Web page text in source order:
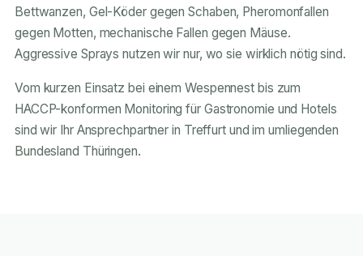
Bettwanzen, Gel-Köder gegen Schaben, Pheromonfallen
gegen Motten, mechanische Fallen gegen Mäuse.
Aggressive Sprays nutzen wir nur, wo sie wirklich nötig sind.
Vom kurzen Einsatz bei einem Wespennest bis zum
HACCP-konformen Monitoring für Gastronomie und Hotels
sind wir Ihr Ansprechpartner in Treffurt und im umliegenden
Bundesland Thüringen.